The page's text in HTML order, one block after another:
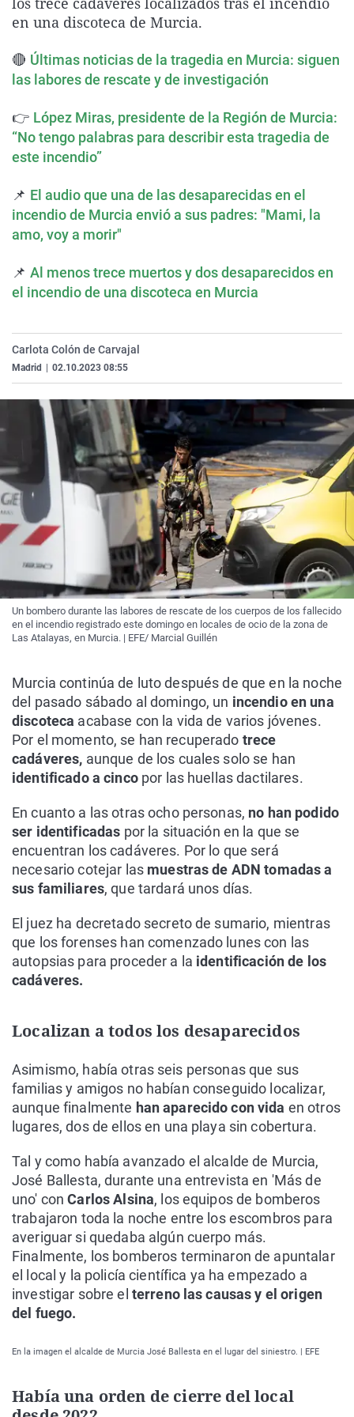
La rosa de los vientos
Como el perro y el
Caso
Equipo de
Extremadura
La Rioja
País Vasco
Virales
Elecciones
en una discoteca de Murcia.
🔴 Últimas noticias de la tragedia en Murcia: siguen
las labores de rescate y de investigación
👉 López Miras, presidente de la Región de Murcia:
“No tengo palabras para describir esta tragedia de
este incendio”
📌 El audio que una de las desaparecidas en el
incendio de Murcia envió a sus padres: "Mami, la
amo, voy a morir"
📌 Al menos trece muertos y dos desaparecidos en
el incendio de una discoteca en Murcia
Carlota Colón de Carvajal
Madrid 02.10.2023 08:55
Un bombero durante las labores de rescate de los cuerpos de los fallecido
en el incendio registrado este domingo en locales de ocio de la zona de
Las Atalayas, en Murcia. | EFE/ Marcial Guillén
Murcia continúa de luto después de que en la noche
del pasado sábado al domingo, un incendio en una
discoteca acabase con la vida de varios jóvenes.
Por el momento, se han recuperado trece
cadáveres, aunque de los cuales solo se han
identificado a cinco por las huellas dactilares.
En cuanto a las otras ocho personas, no han podido
ser identificadas por la situación en la que se
encuentran los cadáveres. Por lo que será
necesario cotejar las muestras de ADN tomadas a
sus familiares, que tardará unos días.
El juez ha decretado secreto de sumario, mientras
que los forenses han comenzado lunes con las
autopsias para proceder a la identificación de los
cadáveres.
Localizan a todos los desaparecidos
Asimismo, había otras seis personas que sus
familias y amigos no habían conseguido localizar,
aunque finalmente han aparecido con vida en otros
lugares, dos de ellos en una playa sin cobertura.
Tal y como había avanzado el alcalde de Murcia,
José Ballesta, durante una entrevista en 'Más de
uno' conCarlos Alsina, los equipos de bomberos
trabajaron toda la noche entre los escombros para
averiguar si quedaba algún cuerpo más.
Finalmente, los bomberos terminaron de apuntalar
el local y la policía científica ya ha empezado a
investigar sobre el terreno las causas y el origen
del fuego.
En la imagen el alcalde de Murcia José Ballesta en el lugar del siniestro. | EFE
Había una orden de cierre del local